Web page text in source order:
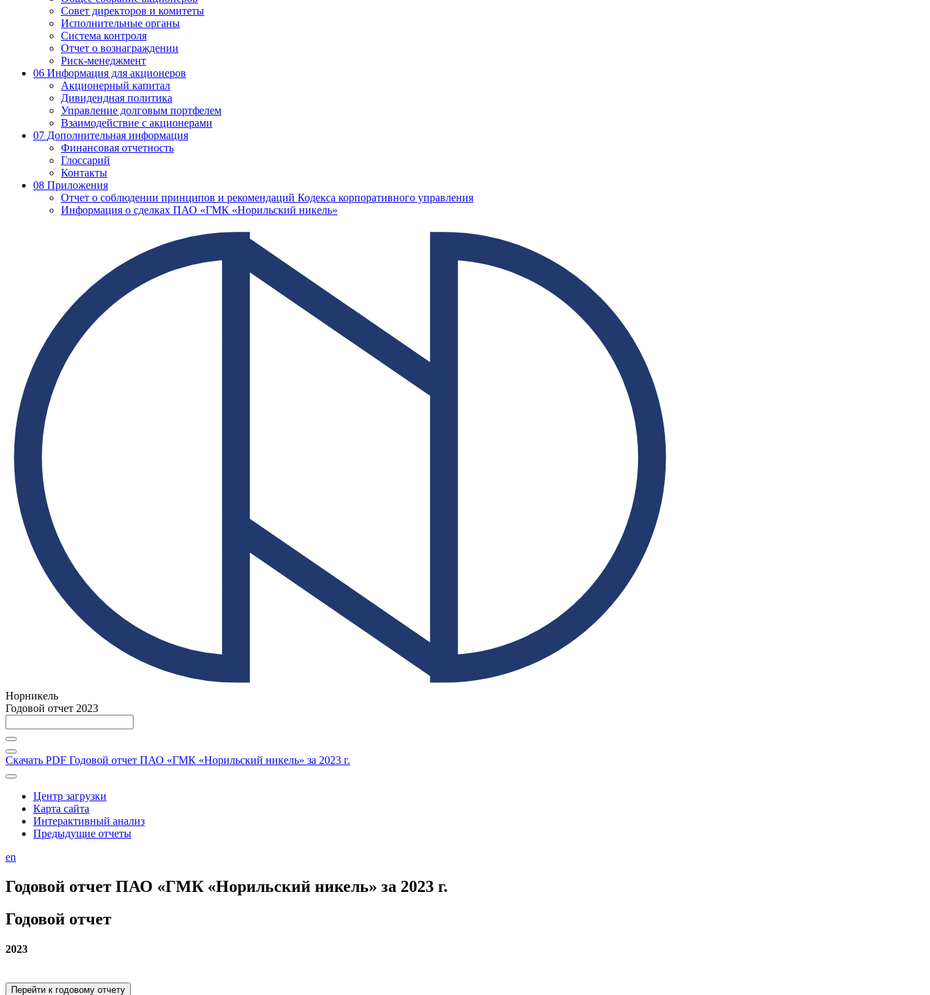
Совет директоров и комитеты
Исполнительные органы
Система контроля
Отчет о вознаграждении
Риск-менеджмент
06 Информация для акционеров
Акционерный капитал
Дивидендная политика
Управление долговым портфелем
Взаимодействие с акционерами
07 Дополнительная информация
Финансовая отчетность
Глоссарий
Контакты
08 Приложения
Отчет о соблюдении принципов и рекомендаций Кодекса корпоративного управления
Информация о сделках ПАО «ГМК «Норильский никель»
Норникель
Годовой отчет 2023
Скачать PDF Годовой отчет ПАО «ГМК «Норильский никель» за 2023 г.
Центр загрузки
Карта сайта
Интерактивный анализ
Предыдущие отчеты
en
Годовой отчет ПАО «ГМК «Норильский никель» за 2023 г.
Годовой отчет
2023
Перейти к годовому отчету